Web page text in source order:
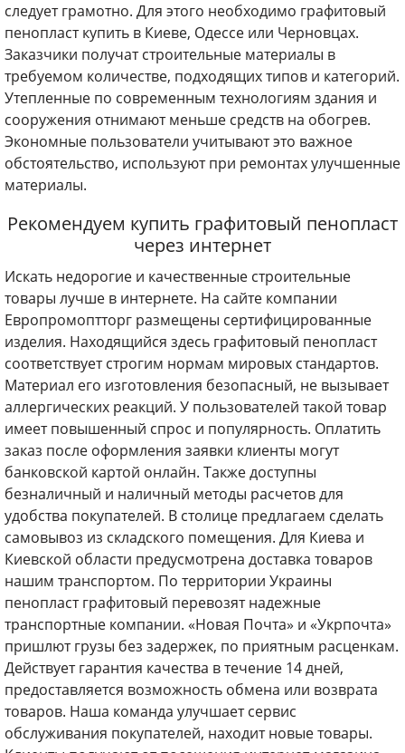
следует грамотно. Для этого необходимо графитовый
пенопласт купить в Киеве, Одессе или Черновцах.
Заказчики получат строительные материалы в
требуемом количестве, подходящих типов и категорий.
Утепленные по современным технологиям здания и
сооружения отнимают меньше средств на обогрев.
Экономные пользователи учитывают это важное
обстоятельство, используют при ремонтах улучшенные
материалы.
Рекомендуем купить графитовый пенопласт
через интернет
Искать недорогие и качественные строительные
товары лучше в интернете. На сайте компании
Европромоптторг размещены сертифицированные
изделия. Находящийся здесь графитовый пенопласт
соответствует строгим нормам мировых стандартов.
Материал его изготовления безопасный, не вызывает
аллергических реакций. У пользователей такой товар
имеет повышенный спрос и популярность. Оплатить
заказ после оформления заявки клиенты могут
банковской картой онлайн. Также доступны
безналичный и наличный методы расчетов для
удобства покупателей. В столице предлагаем сделать
самовывоз из складского помещения. Для Киева и
Киевской области предусмотрена доставка товаров
нашим транспортом. По территории Украины
пенопласт графитовый перевозят надежные
транспортные компании. «Новая Почта» и «Укрпочта»
пришлют грузы без задержек, по приятным расценкам.
Действует гарантия качества в течение 14 дней,
предоставляется возможность обмена или возврата
товаров. Наша команда улучшает сервис
обслуживания покупателей, находит новые товары.